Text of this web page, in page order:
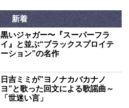
新着
黒いジャガー〜『スーパーフラ
イ』と並ぶ“ブラックスプロイテ
ーション”の名作
日吉ミミが”ヨノナカバカナノ
ヨ”と歌った回文による歌謡曲～
「世迷い言」